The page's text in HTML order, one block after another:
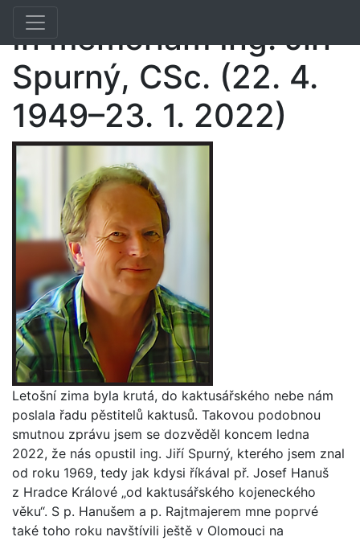
Toggle navigation
Previous
In memoriam Ing. Jiří
Spurný, CSc. (22. 4.
1949–23. 1. 2022)
Letošní zima byla krutá, do kaktusářského nebe nám
poslala řadu pěstitelů kaktusů. Takovou podobnou
smutnou zprávu jsem se dozvěděl koncem ledna
2022, že nás opustil ing. Jiří Spurný, kterého jsem znal
od roku 1969, tedy jak kdysi říkával př. Josef Hanuš
z Hradce Králové „od kaktusářského kojeneckého
věku“. S p. Hanušem a p. Rajtmajerem mne poprvé
také toho roku navštívili ještě v Olomouci na